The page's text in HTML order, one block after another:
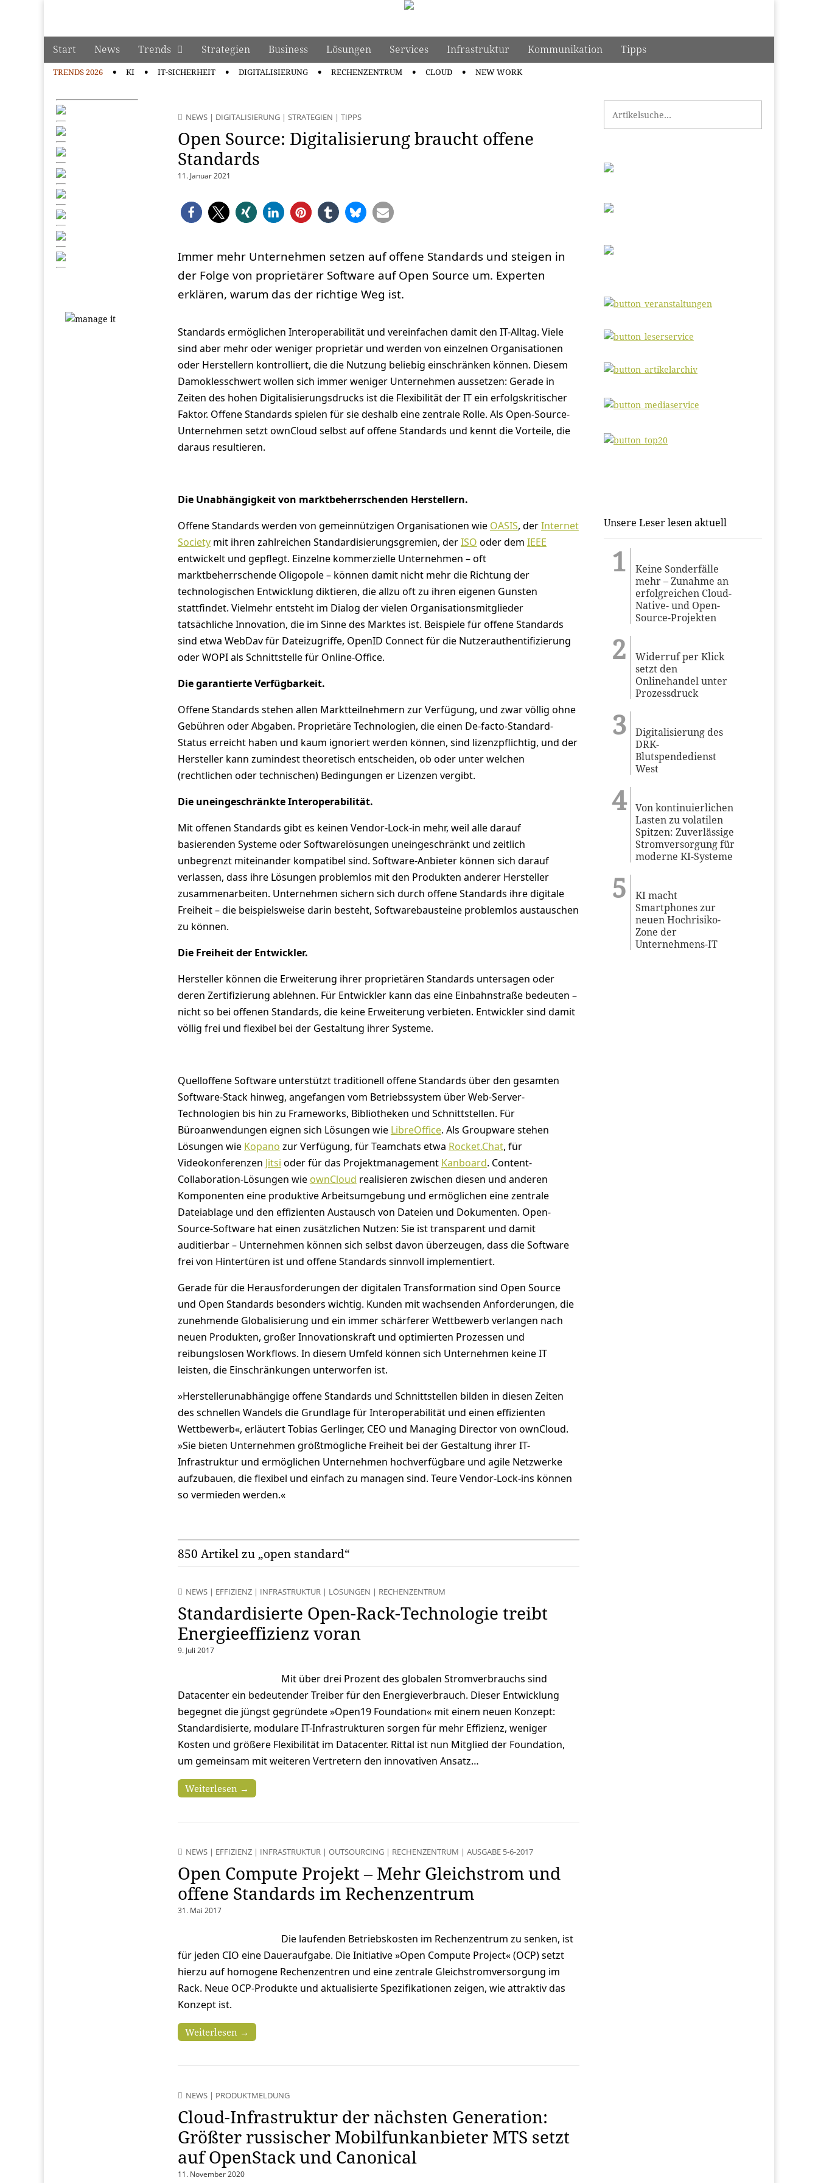
manage it
Main menu
Skip to content
Start News Trends Strategien Business Lösungen Services Infrastruktur Kommunikation Tipps
TRENDS 2026 KI IT-SICHERHEIT DIGITALISIERUNG RECHENZENTRUM CLOUD NEW WORK
NEWS| DIGITALISIERUNG| STRATEGIEN | TIPPS
Open Source: Digitalisierung braucht offene
Standards
11. Januar 2021
Immer mehr Unternehmen setzen auf offene Standards und steigen in
der Folge von proprietärer Software auf Open Source um. Experten
erklären, warum das der richtige Weg ist.
Standards ermöglichen Interoperabilität und vereinfachen damit den IT-Alltag. Viele
sind aber mehr oder weniger proprietär und werden von einzelnen Organisationen
oder Herstellern kontrolliert, die die Nutzung beliebig einschränken können. Diesem
Damoklesschwert wollen sich immer weniger Unternehmen aussetzen: Gerade in
Zeiten des hohen Digitalisierungsdrucks ist die Flexibilität der IT ein erfolgskritischer
Faktor. Offene Standards spielen für sie deshalb eine zentrale Rolle. Als Open-Source-
Unternehmen setzt ownCloud selbst auf offene Standards und kennt die Vorteile, die
daraus resultieren.
Die Unabhängigkeit von marktbeherrschenden Herstellern.
Offene Standards werden von gemeinnützigen Organisationen wie OASIS, derInternet
Societymit ihren zahlreichen Standardisierungsgremien, derISO oder dem IEEE
entwickelt und gepflegt. Einzelne kommerzielle Unternehmen – oft
marktbeherrschende Oligopole – können damit nicht mehr die Richtung der
technologischen Entwicklung diktieren, die allzu oft zu ihren eigenen Gunsten
stattfindet. Vielmehr entsteht im Dialog der vielen Organisationsmitglieder
tatsächliche Innovation, die im Sinne des Marktes ist. Beispiele für offene Standards
sind etwa WebDav für Dateizugriffe, OpenID Connect für die Nutzerauthentifizierung
oder WOPI als Schnittstelle für Online-Office.
Die garantierte Verfügbarkeit.
Offene Standards stehen allen Marktteilnehmern zur Verfügung, und zwar völlig ohne
Gebühren oder Abgaben. Proprietäre Technologien, die einen De-facto-Standard-
Status erreicht haben und kaum ignoriert werden können, sind lizenzpflichtig, und der
Hersteller kann zumindest theoretisch entscheiden, ob oder unter welchen
(rechtlichen oder technischen) Bedingungen er Lizenzen vergibt.
Die uneingeschränkte Interoperabilität.
Mit offenen Standards gibt es keinen Vendor-Lock-in mehr, weil alle darauf
basierenden Systeme oder Softwarelösungen uneingeschränkt und zeitlich
unbegrenzt miteinander kompatibel sind. Software-Anbieter können sich darauf
verlassen, dass ihre Lösungen problemlos mit den Produkten anderer Hersteller
zusammenarbeiten. Unternehmen sichern sich durch offene Standards ihre digitale
Freiheit – die beispielsweise darin besteht, Softwarebausteine problemlos austauschen
zu können.
Die Freiheit der Entwickler.
Hersteller können die Erweiterung ihrer proprietären Standards untersagen oder
deren Zertifizierung ablehnen. Für Entwickler kann das eine Einbahnstraße bedeuten –
nicht so bei offenen Standards, die keine Erweiterung verbieten. Entwickler sind damit
völlig frei und flexibel bei der Gestaltung ihrer Systeme.
Quelloffene Software unterstützt traditionell offene Standards über den gesamten
Software-Stack hinweg, angefangen vom Betriebssystem über Web-Server-
Technologien bis hin zu Frameworks, Bibliotheken und Schnittstellen. Für
Büroanwendungen eignen sich Lösungen wie LibreOffice. Als Groupware stehen
Lösungen wie Kopano zur Verfügung, für Teamchats etwa Rocket.Chat, für
Videokonferenzen Jitsi oder für das Projektmanagement Kanboard. Content-
Collaboration-Lösungen wie ownCloud realisieren zwischen diesen und anderen
Komponenten eine produktive Arbeitsumgebung und ermöglichen eine zentrale
Dateiablage und den effizienten Austausch von Dateien und Dokumenten. Open-
Source-Software hat einen zusätzlichen Nutzen: Sie ist transparent und damit
auditierbar – Unternehmen können sich selbst davon überzeugen, dass die Software
frei von Hintertüren ist und offene Standards sinnvoll implementiert.
Gerade für die Herausforderungen der digitalen Transformation sind Open Source
und Open Standards besonders wichtig. Kunden mit wachsenden Anforderungen, die
zunehmende Globalisierung und ein immer schärferer Wettbewerb verlangen nach
neuen Produkten, großer Innovationskraft und optimierten Prozessen und
reibungslosen Workflows. In diesem Umfeld können sich Unternehmen keine IT
leisten, die Einschränkungen unterworfen ist.
»Herstellerunabhängige offene Standards und Schnittstellen bilden in diesen Zeiten
des schnellen Wandels die Grundlage für Interoperabilität und einen effizienten
Wettbewerb«, erläutert Tobias Gerlinger, CEO und Managing Director von ownCloud.
»Sie bieten Unternehmen größtmögliche Freiheit bei der Gestaltung ihrer IT-
Infrastruktur und ermöglichen Unternehmen hochverfügbare und agile Netzwerke
aufzubauen, die flexibel und einfach zu managen sind. Teure Vendor-Lock-ins können
so vermieden werden.«
850 Artikel zu „open standard“
NEWS| EFFIZIENZ| INFRASTRUKTUR| LÖSUNGEN | RECHENZENTRUM
Standardisierte Open-Rack-Technologie treibt
Energieeffizienz voran
9. Juli 2017
Mit über drei Prozent des globalen Stromverbrauchs sind
Datacenter ein bedeutender Treiber für den Energieverbrauch. Dieser Entwicklung
begegnet die jüngst gegründete »Open19 Foundation« mit einem neuen Konzept:
Standardisierte, modulare IT-Infrastrukturen sorgen für mehr Effizienz, weniger
Kosten und größere Flexibilität im Datacenter. Rittal ist nun Mitglied der Foundation,
um gemeinsam mit weiteren Vertretern den innovativen Ansatz…
Weiterlesen →
NEWS| EFFIZIENZ| INFRASTRUKTUR| OUTSOURCING| RECHENZENTRUM | AUSGABE 5-6-2017
Open Compute Projekt – Mehr Gleichstrom und
offene Standards im Rechenzentrum
31. Mai 2017
Die laufenden Betriebskosten im Rechenzentrum zu senken, ist
für jeden CIO eine Daueraufgabe. Die Initiative »Open Compute Project« (OCP) setzt
hierzu auf homogene Rechenzentren und eine zentrale Gleichstromversorgung im
Rack. Neue OCP-Produkte und aktualisierte Spezifikationen zeigen, wie attraktiv das
Konzept ist.
Weiterlesen →
NEWS| PRODUKTMELDUNG
Cloud-Infrastruktur der nächsten Generation:
Größter russischer Mobilfunkanbieter MTS setzt
auf OpenStack und Canonical
11. November 2020
Unsere Leser lesen aktuell
Keine Sonderfälle
mehr – Zunahme an
erfolgreichen Cloud-
Native- und Open-
Source-Projekten
Widerruf per Klick
setzt den
Onlinehandel unter
Prozessdruck
Digitalisierung des
DRK-
Blutspendedienst
West
Von kontinuierlichen
Lasten zu volatilen
Spitzen: Zuverlässige
Stromversorgung für
moderne KI-Systeme
KI macht
Smartphones zur
neuen Hochrisiko-
Zone der
Unternehmens-IT